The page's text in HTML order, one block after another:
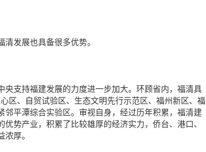
发展也具备很多优势。
支持福建发展的力度进一步加大。环顾省内，福清具
区、自贸试验区、生态文明先行示范区、福州新区、福
平潭综合实验区。审视自身，经过历年积累，福清建
势产业，积累了比较雄厚的经济实力，侨台、港口、
厚。